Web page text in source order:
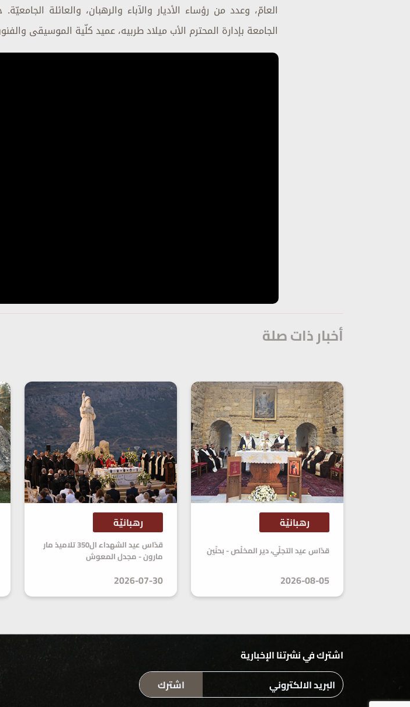
العامّ، وعدد من رؤساء الأديار والآباء والرهبان، والعائلة
الجامعة بإدارة المحترم الأب ميلاد طربيه، عميد كلّية الموسيقى
أخبار ذات صلة
رهبانيّة
قدّاس عيد التجلّي، دير المخلّص - بحنّين
2026-08-05
رهبانيّة
قدّاس عيد الشهداء ال350 تلاميذ مار
مارون - مجدل المعوش
2026-07-30
اشترك في نشرتنا الإخبارية
اشترك